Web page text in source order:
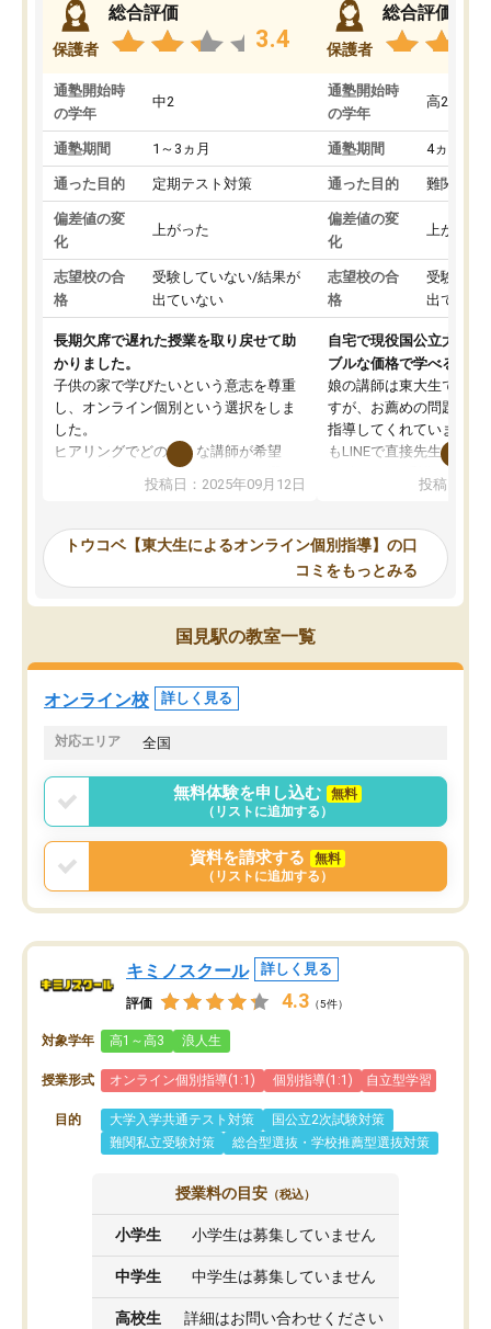
保護者
総合評価
3.4
通塾開始時
の学年
中2
通塾期間 1～3ヵ月
通った目的 定期テスト対策
偏差値の変
化
上がった
志望校の合
格
受験していない/結果が
出ていない
長期欠席で遅れた授業を取り戻せて助
かりました。
子供の家で学びたいという意志を尊重
し、オンライン個別という選択をしま
した。
ヒアリングでどのような講師が希望
か、オプションは付帯するかなど選ぶ
事が出来ました。
ーティングを行い、その講師で良いか
見てから講師を決定する事ができま
す。
うちの子は、初回面談の講師の方で決
オンラインツールを使用した単語帳の
共有があり宿題もそちらで出される形
でした。
言う事で講師変更の申し出があり、あ
まりに短期での変更だった為、塾に通
う事にして退会しました。遅れも取り
戻せ、授業内容や講師の方は良かった
と思います。
投稿日：2025年09月12日
保護者
総合評価
通塾開始時
の学年
高2
通塾期間 4ヵ月～1
通った目的 難関私立
偏差値の変
化
上がった
志望校の合
格
受験して
出ていな
自宅で現役国公立大学生
ブルな価格で学べる
娘の講師は東大生では無
すが、お薦めの問題集や
指導してくれています。
もLINEで直接先生に質問
めれるので、個人に合
いなのがあり(有料)、受
ことをどんなスケジュー
くか相談したのですが、
ち期待したものではなく
くなってきたようなので
投稿日：
トウコベ【東大生によるオンライン個別指導】の口
コミをもっとみる
国見駅の教室一覧
オンライン校 詳しく見る
対応エリア 全国
無料体験を申し込む
無料
（リストに追加する）
資料を請求する
無料
（リストに追加する）
キミノスクール 詳しく見る
評価 4.3 （5件）
対象学年 高1～高3 浪人生
授業形式 オンライン個別指導(1:1) 個別指導(1:1) 自立型学習
目的 大学入学共通テスト対策
国公立2次試験対策
難関私立受験対策
総合型選抜・学校推薦型選抜対策
授業料の目安 （税込）
小学生 小学生は募集していません
中学生 中学生は募集していません
高校生 詳細はお問い合わせください